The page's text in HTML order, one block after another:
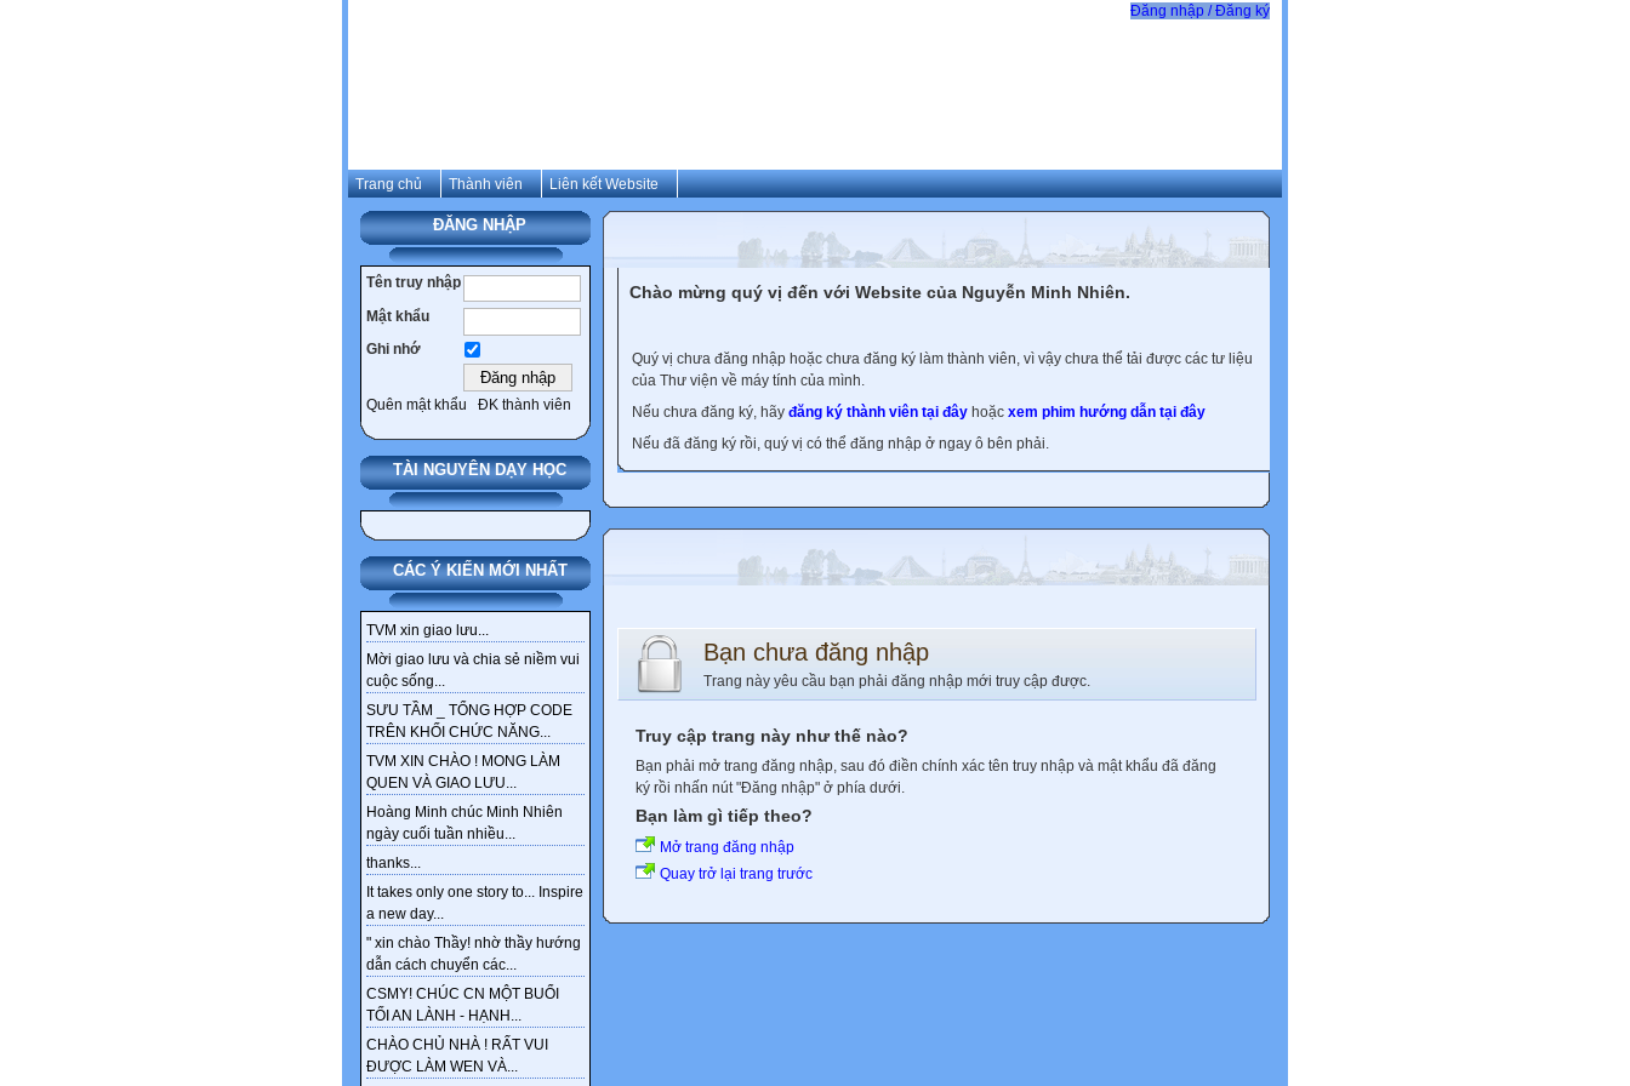
Đăng nhập / Đăng ký
Trang chủ Thành viên Liên kết Website
ĐĂNG NHẬP
Tên truy nhập
Mật khẩu
Ghi nhớ
Quên mật khẩu ĐK thành viên
TÀI NGUYÊN DẠY HỌC
CÁC Ý KIẾN MỚI NHẤT
TVM xin giao lưu...
Mời giao lưu và chia sẻ niềm vui
cuộc sống...
SƯU TẦM _ TỔNG HỢP CODE
TRÊN KHỐI CHỨC NĂNG...
TVM XIN CHÀO ! MONG LÀM
QUEN VÀ GIAO LƯU...
Hoàng Minh chúc Minh Nhiên
ngày cuối tuần nhiều...
thanks...
It takes only one story to... Inspire
a new day...
" xin chào Thầy! nhờ thầy hướng
dẫn cách chuyển các...
CSMY! CHÚC CN MỘT BUỔI
TỐI AN LÀNH - HẠNH...
CHÀO CHỦ NHÀ ! RẤT VUI
ĐƯỢC LÀM WEN VÀ...
Chào mừng quý vị đến với Website của Nguyễn Minh Nhiên.
Quý vị chưa đăng nhập hoặc chưa đăng ký làm thành viên, vì vậy chưa thể tải được các tư liệu
của Thư viện về máy tính của mình.
Nếu chưa đăng ký, hãy đăng ký thành viên tại đây hoặc xem phim hướng dẫn tại đây
Nếu đã đăng ký rồi, quý vị có thể đăng nhập ở ngay ô bên phải.
Bạn chưa đăng nhập
Trang này yêu cầu bạn phải đăng nhập mới truy cập được.
Truy cập trang này như thế nào?
Bạn phải mở trang đăng nhập, sau đó điền chính xác tên truy nhập và mật khẩu đã đăng
ký rồi nhấn nút "Đăng nhập" ở phía dưới.
Bạn làm gì tiếp theo?
Mở trang đăng nhập
Quay trở lại trang trước